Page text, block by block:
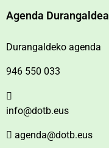
Agenda Durangaldea
Durangaldeko agenda
946 550 033
info@dotb.eus
agenda@dotb.eus